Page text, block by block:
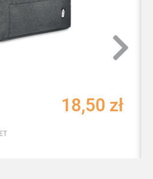
18,50 zł